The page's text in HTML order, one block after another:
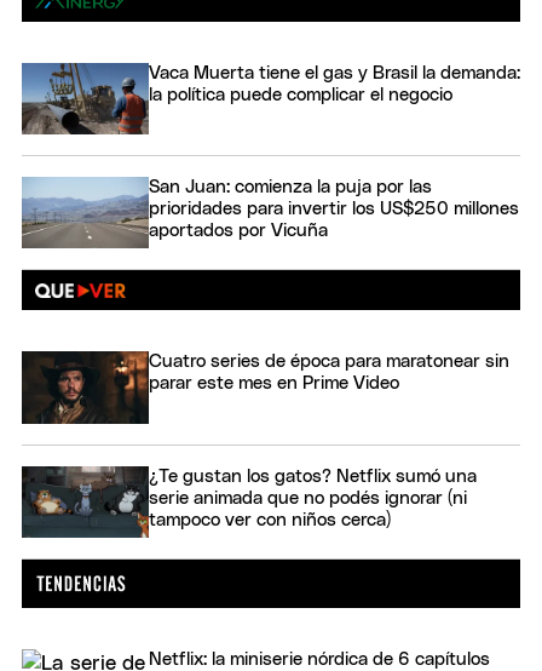
Vaca Muerta tiene el gas y Brasil la demanda:
la política puede complicar el negocio
San Juan: comienza la puja por las
prioridades para invertir los US$250 millones
aportados por Vicuña
Cuatro series de época para maratonear sin
parar este mes en Prime Video
¿Te gustan los gatos? Netflix sumó una
serie animada que no podés ignorar (ni
tampoco ver con niños cerca)
Netflix: la miniserie nórdica de 6 capítulos